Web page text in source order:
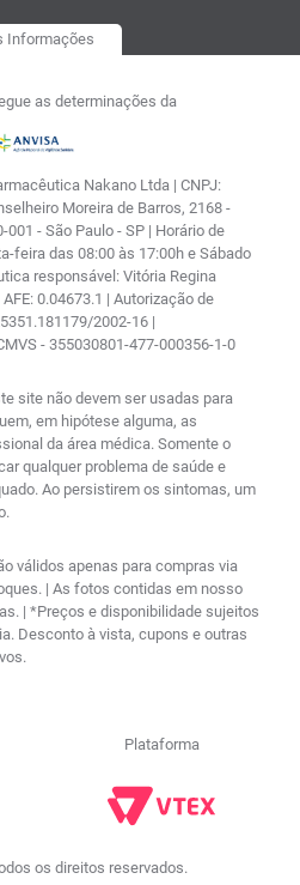
Informações
as determinações da
Nakano Ltda | CNPJ:
Moreira de Barros, 2168 -
001 - São Paulo - SP | Horário de
feira das 08:00 às 17:00h e Sábado
responsável: Vitória Regina
0.04673.1 | Autorização de
2002-16 |
- 355030801-477-000356-1-0
site não devem ser usadas para
em hipótese alguma, as
da área médica. Somente o
qualquer problema de saúde e
Ao persistirem os sintomas, um
válidos apenas para compras via
| As fotos contidas em nosso
| *Preços e disponibilidade sujeitos
Desconto à vista, cupons e outras
Plataforma
os direitos reservados.